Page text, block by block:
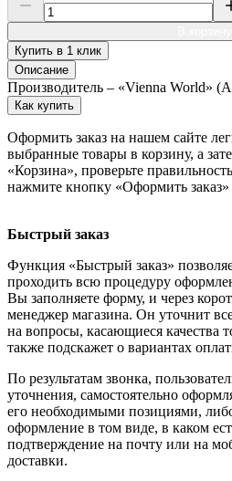
Купить в 1 клик
Описание
Производитель – «Vienna World»
Как купить
Оформить заказ на нашем сайте
выбранные товары в корзину, а
«Корзина», проверьте
нажмите кнопку «Оформить
Быстрый заказ
Функция «Быстрый заказ»
проходить всю процедуру
Вы заполняете форму, и через
менеджер магазина. Он уточнит
на вопросы, касающиеся качества
также подскажет о вариантах
По результатам звонка,
уточнения, самостоятельно
его необходимыми позициями,
оформление в том виде, в каком
подтверждение на почту или на
доставки.